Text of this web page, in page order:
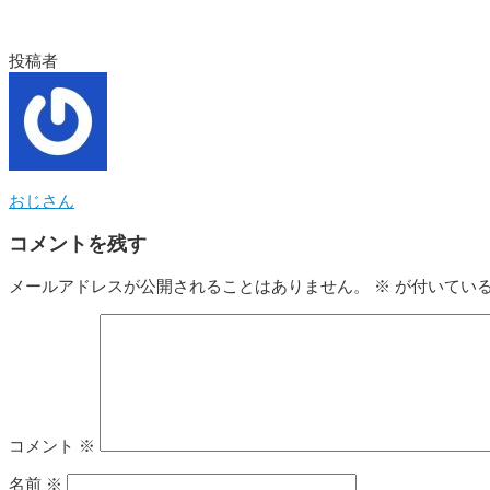
投稿者
おじさん
コメントを残す
メールアドレスが公開されることはありません。 ※ が付いてい
コメント ※
名前 ※